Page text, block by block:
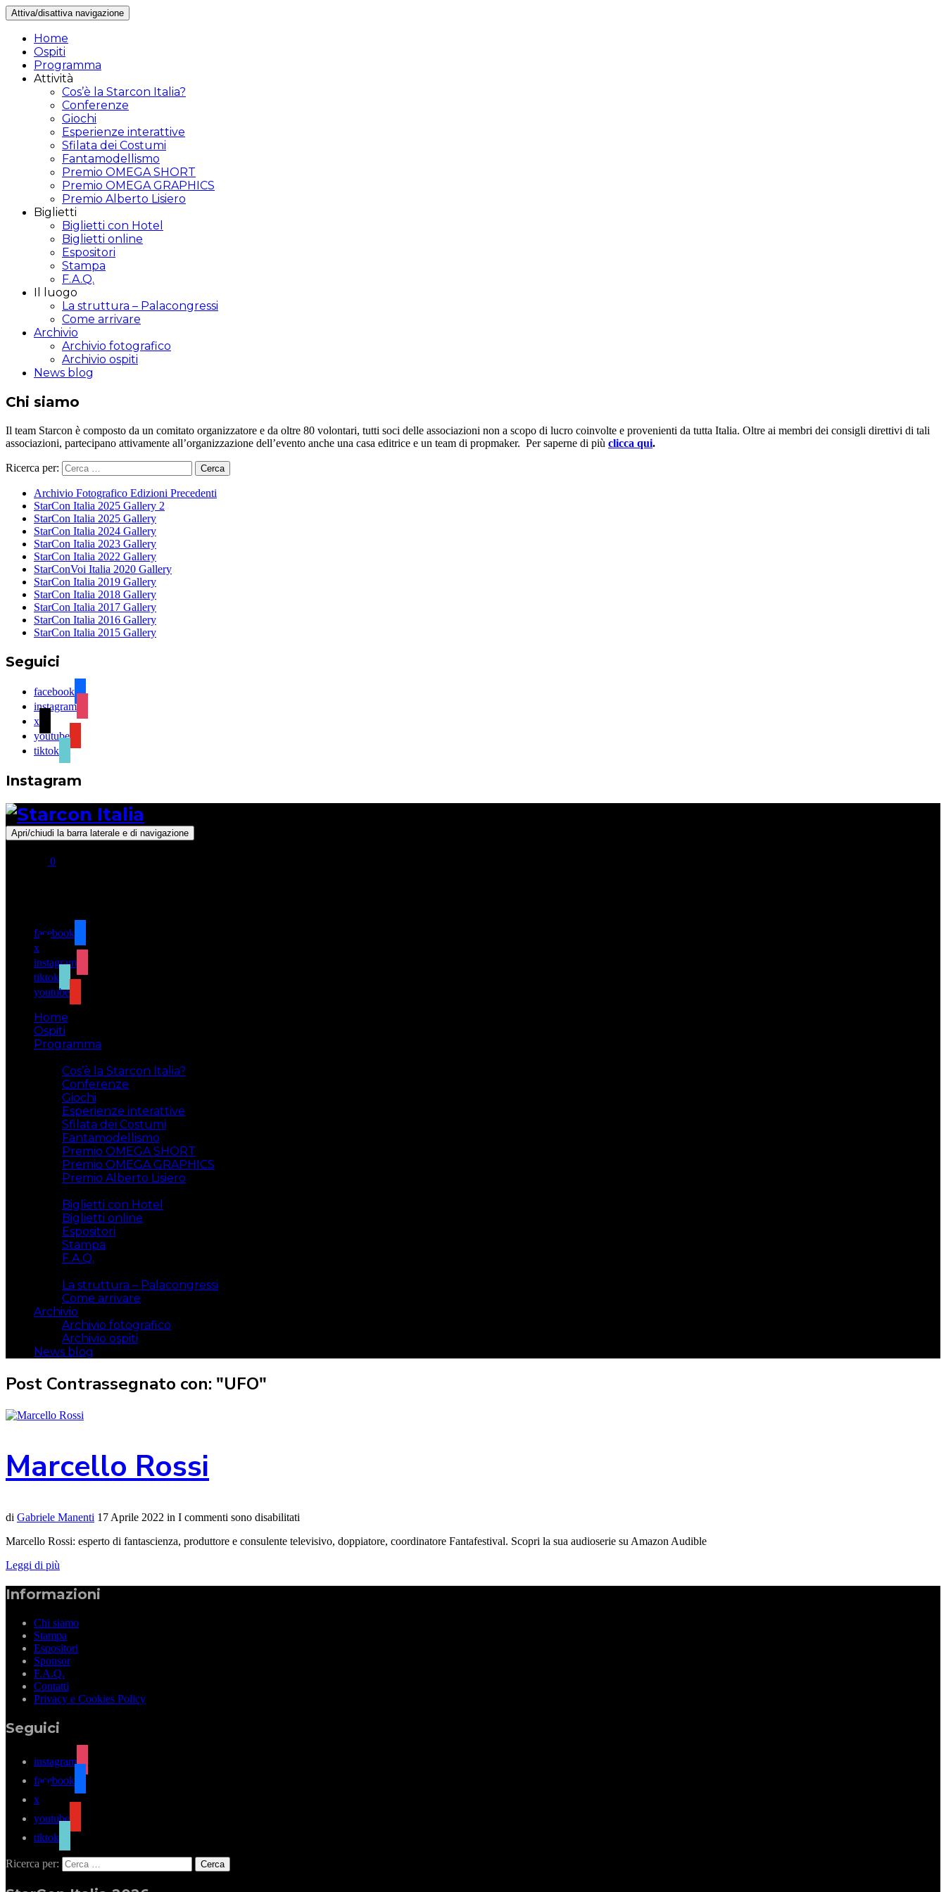
Attiva/disattiva navigazione
Home
Ospiti
Programma
Attività
Cos’è la Starcon Italia?
Conferenze
Giochi
Esperienze interattive
Sfilata dei Costumi
Fantamodellismo
Premio OMEGA SHORT
Premio OMEGA GRAPHICS
Premio Alberto Lisiero
Biglietti
Biglietti con Hotel
Biglietti online
Espositori
Stampa
F.A.Q.
Il luogo
La struttura – Palacongressi
Come arrivare
Archivio
Archivio fotografico
Archivio ospiti
News blog
Chi siamo
Il team Starcon è composto da un comitato organizzatore e da oltre 80 volontari, tutti soci delle associazioni non a scopo di lucro coinvolte e provenienti da tutta Italia. Oltre ai membri dei consigli direttivi di tali
associazioni, partecipano attivamente all’organizzazione dell’evento anche una casa editrice e un team di propmaker. Per saperne di più clicca qui.
Ricerca per:
Archivio Fotografico Edizioni Precedenti
StarCon Italia 2025 Gallery 2
StarCon Italia 2025 Gallery
StarCon Italia 2024 Gallery
StarCon Italia 2023 Gallery
StarCon Italia 2022 Gallery
StarConVoi Italia 2020 Gallery
StarCon Italia 2019 Gallery
StarCon Italia 2018 Gallery
StarCon Italia 2017 Gallery
StarCon Italia 2016 Gallery
StarCon Italia 2015 Gallery
Seguici
facebook
instagram
x
youtube
tiktok
Instagram
Apri/chiudi la barra laterale e di navigazione
0
facebook
x
instagram
tiktok
youtube
Home
Ospiti
Programma
Cos’è la Starcon Italia?
Conferenze
Giochi
Esperienze interattive
Sfilata dei Costumi
Fantamodellismo
Premio OMEGA SHORT
Premio OMEGA GRAPHICS
Premio Alberto Lisiero
Biglietti con Hotel
Biglietti online
Espositori
Stampa
F.A.Q.
La struttura – Palacongressi
Come arrivare
Archivio
Archivio fotografico
Archivio ospiti
News blog
Post Contrassegnato con: "UFO"
Marcello Rossi
di Gabriele Manenti 17 Aprile 2022 in I commenti sono disabilitati
Marcello Rossi: esperto di fantascienza, produttore e consulente televisivo, doppiatore, coordinatore Fantafestival. Scopri la sua audioserie su Amazon Audible
Leggi di più
Informazioni
Chi siamo
Stampa
Espositori
Sponsor
F.A.Q.
Contatti
Privacy e Cookies Policy
Seguici
instagram
facebook
x
youtube
tiktok
Ricerca per: